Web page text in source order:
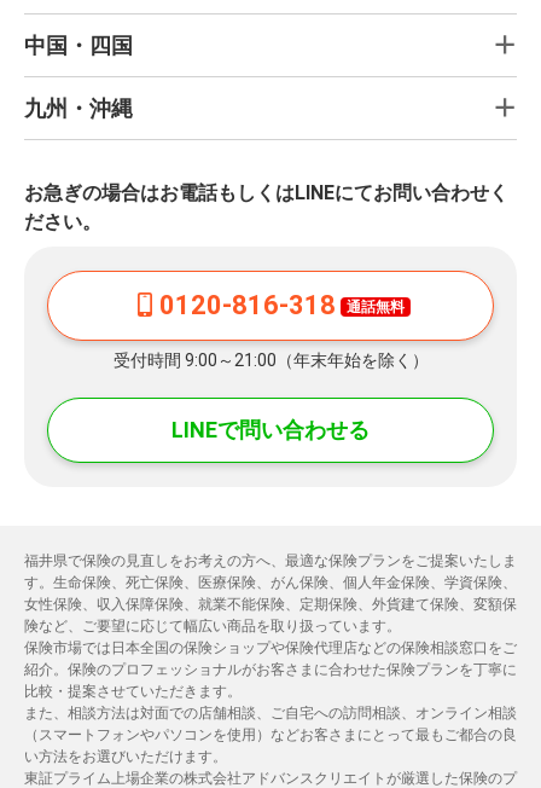
中国・四国
九州・沖縄
お急ぎの場合はお電話もしくはLINEにてお問い合わせく
ださい。
0120-816-318 通話無料
受付時間 9:00～21:00（年末年始を除く）
LINEで問い合わせる
福井県で保険の見直しをお考えの方へ、最適な保険プランをご提案いたしま
す。生命保険、死亡保険、医療保険、がん保険、個人年金保険、学資保険、
女性保険、収入保障保険、就業不能保険、定期保険、外貨建て保険、変額保
険など、ご要望に応じて幅広い商品を取り扱っています。
保険市場では日本全国の保険ショップや保険代理店などの保険相談窓口をご
紹介。保険のプロフェッショナルがお客さまに合わせた保険プランを丁寧に
比較・提案させていただきます。
また、相談方法は対面での店舗相談、ご自宅への訪問相談、オンライン相談
（スマートフォンやパソコンを使用）などお客さまにとって最もご都合の良
い方法をお選びいただけます。
東証プライム上場企業の株式会社アドバンスクリエイトが厳選した保険のプ